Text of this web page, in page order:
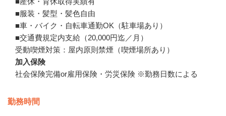
■服装・髪型・髪色自由
■車・バイク・自転車通勤OK（駐車場あり）
■交通費規定内支給（20,000円迄／月）
受動喫煙対策：屋内原則禁煙（喫煙場所あり）
加入保険
社会保険完備or雇用保険・労災保険 ※勤務日数による
勤務時間